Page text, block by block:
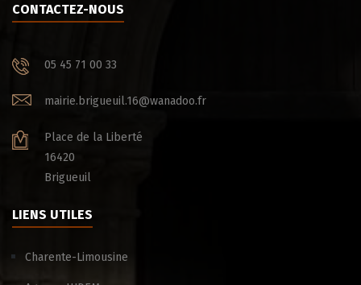
CONTACTEZ-NOUS
05 45 71 00 33
mairie.brigueuil.16@wanadoo.fr
Place de la Liberté
16420
Brigueuil
LIENS UTILES
Charente-Limousine